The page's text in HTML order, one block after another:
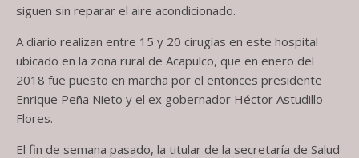
siguen sin reparar el aire acondicionado.
A diario realizan entre 15 y 20 cirugías en este hospital
ubicado en la zona rural de Acapulco, que en enero del
2018 fue puesto en marcha por el entonces presidente
Enrique Peña Nieto y el ex gobernador Héctor Astudillo
Flores.
El fin de semana pasado, la titular de la secretaría de Salud